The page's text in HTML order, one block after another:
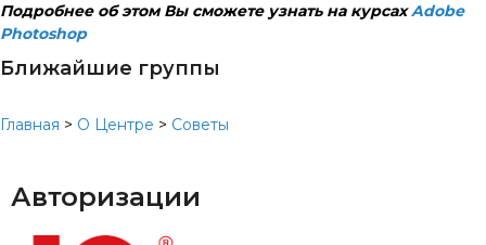
Подробнее об этом Вы сможете узнать на курсахAdobe
Photoshop
Ближайшие группы
Главная > О Центре > Советы
Авторизации